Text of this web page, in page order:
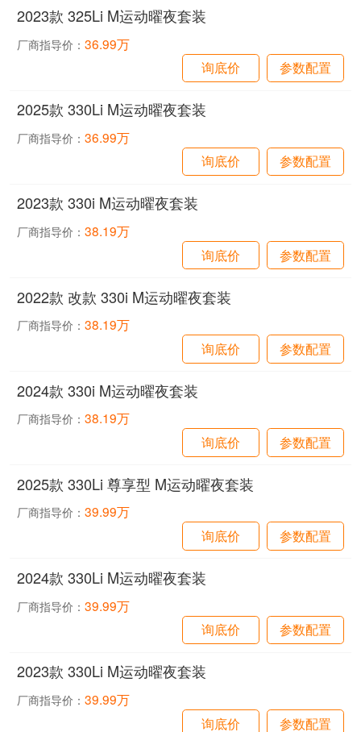
2023款 325Li M运动曜夜套装
厂商指导价：36.99万
询底价
参数配置
2025款 330Li M运动曜夜套装
厂商指导价：36.99万
询底价
参数配置
2023款 330i M运动曜夜套装
厂商指导价：38.19万
询底价
参数配置
2022款 改款 330i M运动曜夜套装
厂商指导价：38.19万
询底价
参数配置
2024款 330i M运动曜夜套装
厂商指导价：38.19万
询底价
参数配置
2025款 330Li 尊享型 M运动曜夜套装
厂商指导价：39.99万
询底价
参数配置
2024款 330Li M运动曜夜套装
厂商指导价：39.99万
询底价
参数配置
2023款 330Li M运动曜夜套装
厂商指导价：39.99万
询底价
参数配置